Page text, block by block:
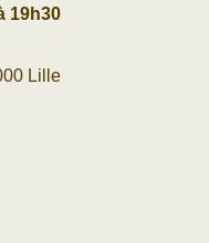
19h30
Lille